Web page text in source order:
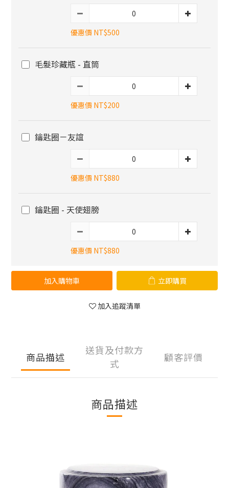
優惠價 NT$500
毛髮珍藏瓶 - 直筒
優惠價 NT$200
鑰匙圈－友誼
優惠價 NT$880
鑰匙圈 - 天使翅膀
優惠價 NT$880
加入購物車 立即購買
加入追蹤清單
商品描述
送貨及付款方
式
顧客評價
商品描述